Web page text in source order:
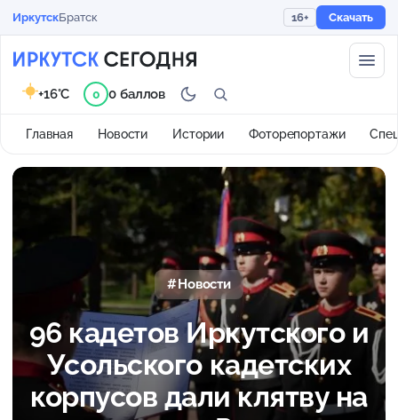
ИркутскБратск 16+ Скачать
Главная Новости Истории Фоторепортажи
+16°C 0 0 баллов
Новости
96 кадетов Иркутского и
Усольского кадетских
корпусов дали клятву на